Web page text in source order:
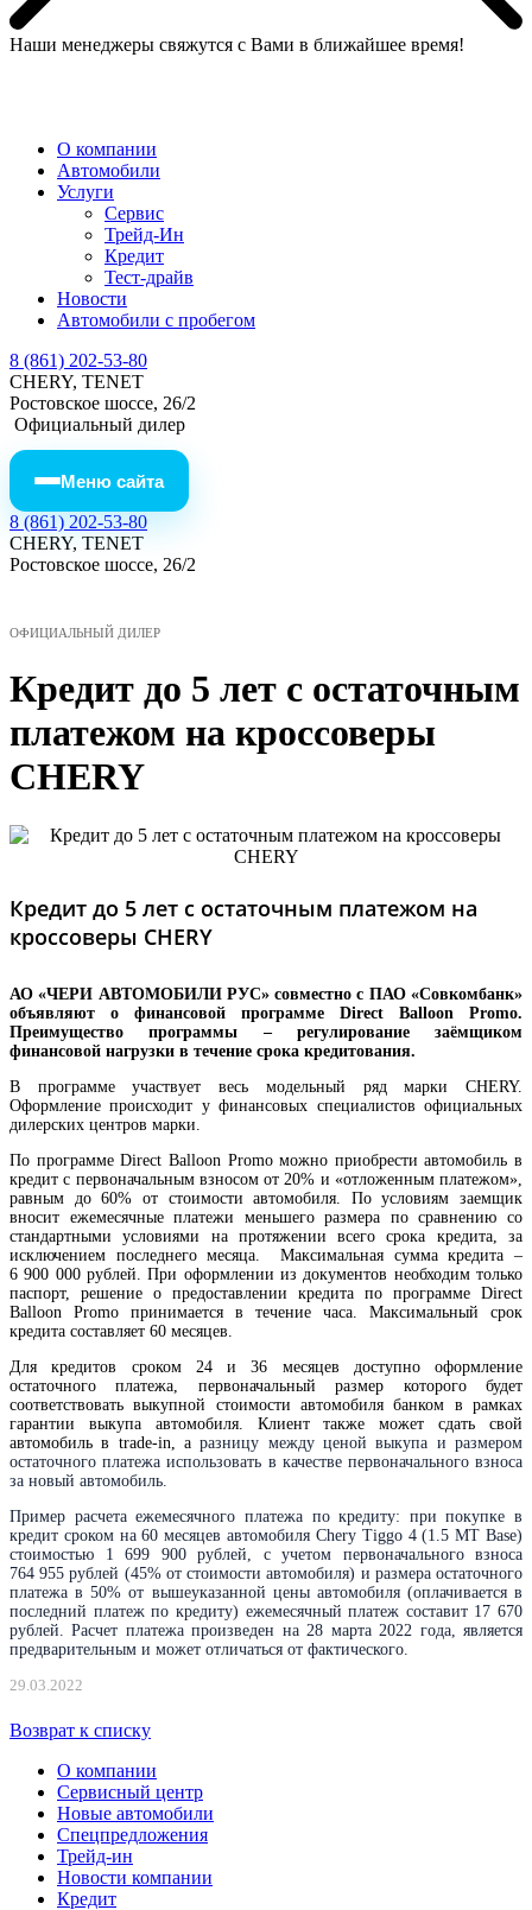
Наши менеджеры свяжутся с Вами в ближайшее время!
О компании
Автомобили
Услуги
Сервис
Трейд-Ин
Кредит
Тест-драйв
Новости
Автомобили с пробегом
8 (861) 202-53-80
CHERY, TENET
Ростовское шоссе, 26/2
Официальный дилер
Меню сайта
8 (861) 202-53-80
CHERY, TENET
Ростовское шоссе, 26/2
ОФИЦИАЛЬНЫЙ ДИЛЕР
Кредит до 5 лет с остаточным
платежом на кроссоверы
CHERY
Кредит до 5 лет с остаточным платежом на
кроссоверы CHERY
АО «ЧЕРИ АВТОМОБИЛИ РУС» совместно с ПАО «Совкомбанк»
объявляют о финансовой программе Direct Balloon Promo.
Преимущество программы – регулирование заёмщиком
финансовой нагрузки в течение срока кредитования.
В программе участвует весь модельный ряд марки CHERY.
Оформление происходит у финансовых специалистов официальных
дилерских центров марки.
По программе Direct Balloon Promo можно приобрести автомобиль в
кредит с первоначальным взносом от 20% и «отложенным платежом»,
равным до 60% от стоимости автомобиля. По условиям заемщик
вносит ежемесячные платежи меньшего размера по сравнению со
стандартными условиями на протяжении всего срока кредита, за
исключением последнего месяца. Максимальная сумма кредита –
6 900 000 рублей. При оформлении из документов необходим только
паспорт, решение о предоставлении кредита по программе Direct
Balloon Promo принимается в течение часа. Максимальный срок
кредита составляет 60 месяцев.
Для кредитов сроком 24 и 36 месяцев доступно оформление
остаточного платежа, первоначальный размер которого будет
соответствовать выкупной стоимости автомобиля банком в рамках
гарантии выкупа автомобиля. Клиент также может сдать свой
автомобиль в trade-in, аразницу между ценой выкупа и размером
остаточного платежа использовать в качестве первоначального взноса
за новый автомобиль.
Пример расчета ежемесячного платежа по кредиту: при покупке в
кредит сроком на 60 месяцев автомобиля Chery Tiggo 4 (1.5 MT Base)
стоимостью 1 699 900 рублей, с учетом первоначального взноса
764 955 рублей (45% от стоимости автомобиля) и размера остаточного
платежа в 50% от вышеуказанной цены автомобиля (оплачивается в
последний платеж по кредиту) ежемесячный платеж составит 17 670
рублей. Расчет платежа произведен на 28 марта 2022 года, является
предварительным и может отличаться от фактического.
29.03.2022
Возврат к списку
О компании
Сервисный центр
Новые автомобили
Cпецпредложения
Трейд-ин
Новости компании
Кредит